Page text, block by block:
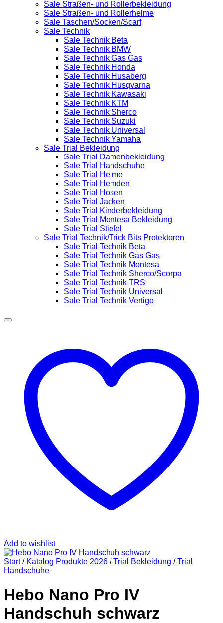
Sale Straßen- und Rollerbekleidung
Sale Straßen- und Rollerhelme
Sale Taschen/Socken/Scarf
Sale Technik
Sale Technik Beta
Sale Technik BMW
Sale Technik Gas Gas
Sale Technik Honda
Sale Technik Husaberg
Sale Technik Husqvarna
Sale Technik Kawasaki
Sale Technik KTM
Sale Technik Sherco
Sale Technik Suzuki
Sale Technik Universal
Sale Technik Yamaha
Sale Trial Bekleidung
Sale Trial Damenbekleidung
Sale Trial Handschuhe
Sale Trial Helme
Sale Trial Hemden
Sale Trial Hosen
Sale Trial Jacken
Sale Trial Kinderbekleidung
Sale Trial Montesa Bekleidung
Sale Trial Stiefel
Sale Trial Technik/Trick Bits Protektoren
Sale Trial Technik Beta
Sale Trial Technik Gas Gas
Sale Trial Technik Montesa
Sale Trial Technik Sherco/Scorpa
Sale Trial Technik TRS
Sale Trial Technik Universal
Sale Trial Technik Vertigo
Add to wishlist
Start / Katalog Produkte 2026 / Trial Bekleidung / Trial
Handschuhe
Hebo Nano Pro IV
Handschuh schwarz